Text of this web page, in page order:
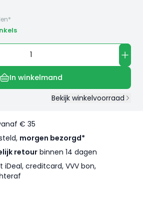
In winkelmand
Bekijk winkelvoorraad
€ 35
morgen bezorgd*
retour binnen 14 dagen
iDeal, creditcard, VVV bon,